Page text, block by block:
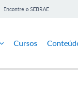
Encontre o SEBRAE
Cursos